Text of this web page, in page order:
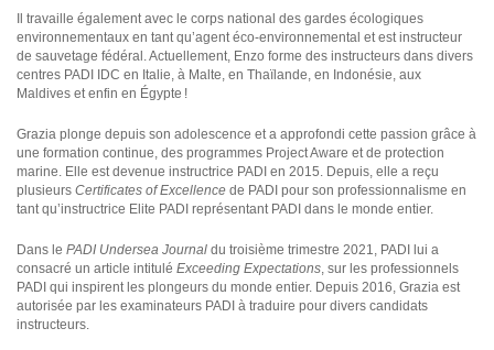
Il travaille également avec le corps national des gardes écologiques
environnementaux en tant qu’agent éco-environnemental et est instructeur
de sauvetage fédéral. Actuellement, Enzo forme des instructeurs dans divers
centres PADI IDC en Italie, à Malte, en Thaïlande, en Indonésie, aux
Maldives et enfin en Égypte !
Grazia plonge depuis son adolescence et a approfondi cette passion grâce à
une formation continue, des programmes Project Aware et de protection
marine. Elle est devenue instructrice PADI en 2015. Depuis, elle a reçu
plusieurs Certificates of Excellence de PADI pour son professionnalisme en
tant qu’instructrice Elite PADI représentant PADI dans le monde entier.
Dans le PADI Undersea Journal du troisième trimestre 2021, PADI lui a
consacré un article intitulé Exceeding Expectations, sur les professionnels
PADI qui inspirent les plongeurs du monde entier. Depuis 2016, Grazia est
autorisée par les examinateurs PADI à traduire pour divers candidats
instructeurs.